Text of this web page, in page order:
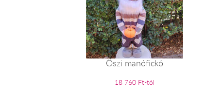
Őszi manófickó
18 760 Ft-tól